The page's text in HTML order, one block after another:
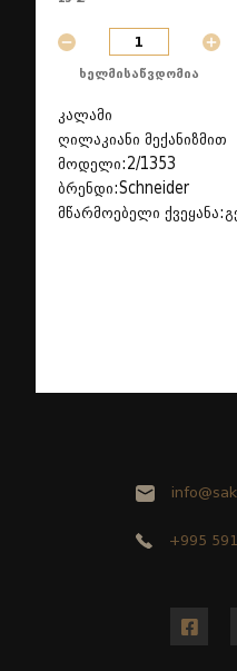
ხელმისაწვდომია
კალამი
ღილაკიანი მექანიზმით
მოდელი:2/1353
ბრენდი:Schneider
მწარმოებელი
+995